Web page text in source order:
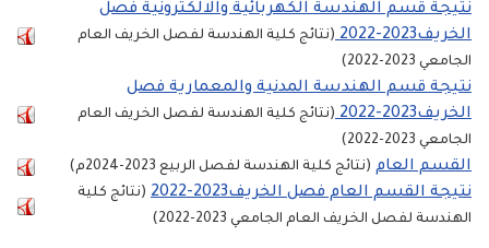
نتيجة قسم الهندسة الكهربائية والالكترونية فصل
الخريف2023-2022
(نتائج كلية الهندسة لفصل الخريف العام
الجامعي 2023-2022)
نتيجة قسم الهندسة المدنية والمعمارية فصل
الخريف2023-2022
(نتائج كلية الهندسة لفصل الخريف العام
الجامعي 2023-2022)
القسم العام (نتائج كلية الهندسة لفصل الربيع 2023-2024م)
نتيجة القسم العام فصل الخريف2023-2022
(نتائج كلية
الهندسة لفصل الخريف العام الجامعي 2023-2022)